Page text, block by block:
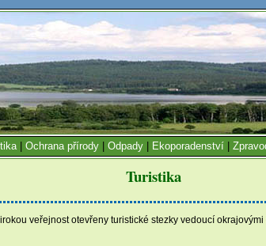
| Ochrana přírody Odpady Ekoporadenství
Turistika
veřejnost otevřeny turistické stezky vedoucí